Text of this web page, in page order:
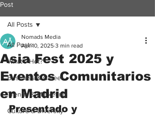
Post
All Posts
What's Hot?
Business & Career
Trends & Marketing
Culture & Diversity
All Posts
Asia Fest 2025 y
Eventos Comunitarios
en Madrid
Nomads Media
Apr 10, 2025 3 min read
Presentado y